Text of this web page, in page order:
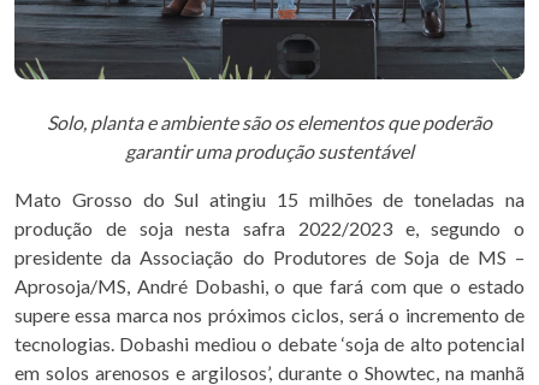
Solo, planta e ambiente são os elementos que poderão
garantir uma produção sustentável
Mato Grosso do Sul atingiu 15 milhões de toneladas na
produção de soja nesta safra 2022/2023 e, segundo o
presidente da Associação do Produtores de Soja de MS –
Aprosoja/MS, André Dobashi, o que fará com que o estado
supere essa marca nos próximos ciclos, será o incremento de
tecnologias. Dobashi mediou o debate ‘soja de alto potencial
em solos arenosos e argilosos’, durante o Showtec, na manhã